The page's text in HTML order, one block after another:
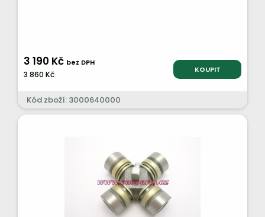
3 190 Kč bez DPH
3 860 Kč KOUPIT
Kód zboží: 3000640000